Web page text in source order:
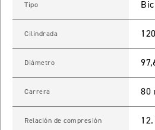
STREET TRIPLE 765 MOTO2
Precio desde $17.490.000
Tipo
Cilindrada
Diámetro
Carrera 80
Relación de compresión